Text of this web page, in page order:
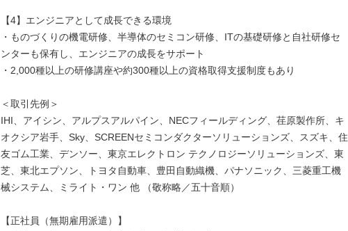
【4】エンジニアとして成長できる環境
・ものづくりの機電研修、半導体のセミコン研修、ITの基礎研修と自社研修セ
ンターも保有し、エンジニアの成長をサポート
・2,000種以上の研修講座や約300種以上の資格取得支援制度もあり
＜取引先例＞
IHI、アイシン、アルプスアルパイン、NECフィールディング、荏原製作所、キ
オクシア岩手、Sky、SCREENセミコンダクターソリューションズ、スズキ、住
友ゴム工業、デンソー、東京エレクトロン テクノロジーソリューションズ、東
芝、東北エプソン、トヨタ自動車、豊田自動織機、パナソニック、三菱重工機
械システム、ミライト・ワン 他 （敬称略／五十音順）
【正社員（無期雇用派遣）】